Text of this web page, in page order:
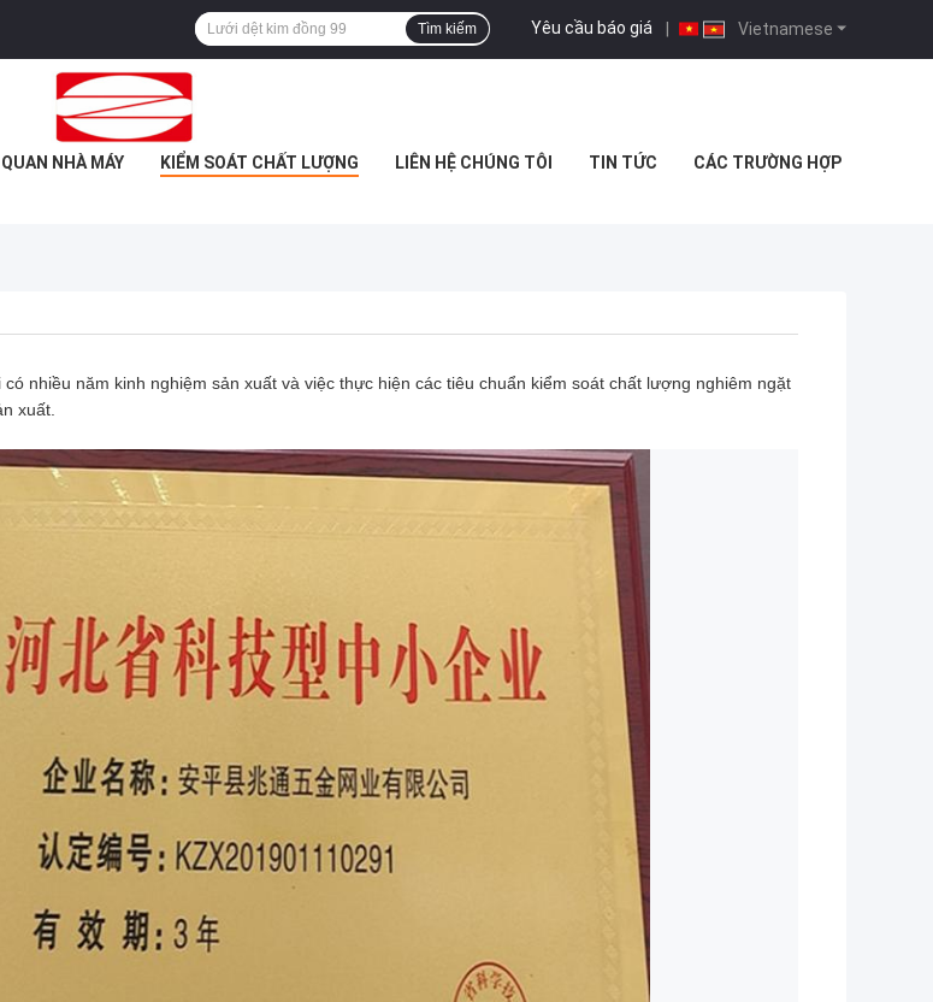
Vietnamese
Yêu cầu báo giá |
Tìm kiếm
NHÀ MÁY KIỂM SOÁT CHẤT LƯỢNG LIÊN HỆ CHÚNG TÔI TIN TỨC CÁC TRƯỜNG HỢP
có nhiều năm kinh nghiệm sản xuất và việc thực hiện các tiêu chuẩn kiểm soát chất lượng nghiêm ngặt
xuất.